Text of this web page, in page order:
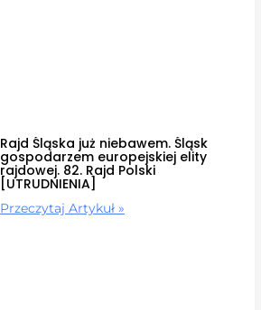
Rajd Śląska już niebawem. Śląsk
gospodarzem europejskiej elity
rajdowej. 82. Rajd Polski
[UTRUDNIENIA]
Przeczytaj Artykuł »